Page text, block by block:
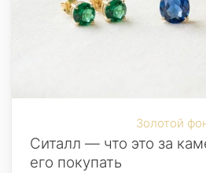
Золотой
Ситалл — что это за
его покупать